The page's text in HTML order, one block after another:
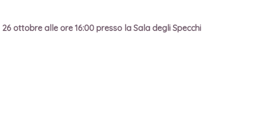
26 ottobre alle ore 16:00 presso la Sala degli Specchi